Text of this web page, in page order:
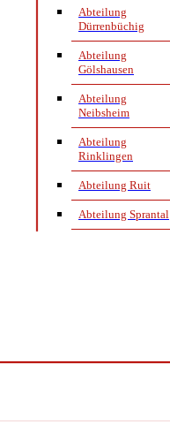
Abteilung
Dürrenbüchig
Abteilung
Gölshausen
Abteilung
Neibsheim
Abteilung
Rinklingen
Abteilung Ruit
Abteilung Sprantal